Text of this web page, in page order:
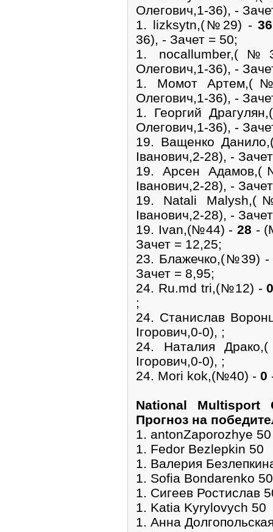
Олегович,1-36), -
1. lizksytn,(№29) -36
36), - Зачет = 50;
1.
Олегович,1-36), -
1. Момот
Олегович,1-36), -
1. Георгий
Олегович,1-36), -
19. Ващенко
Іванович,2-28), -
19. Арсен
Іванович,2-28), -
19. Natali
Іванович,2-28), -
19. Ivan,(№44) - 28 -
Зачет = 12,25;
23. Блажечко,(№39)
Зачет = 8,95;
24. Ru.md tri,(№12) -
;
24. Станислав
Ігорович,0-0), ;
24. Наталия
Ігорович,0-0), ;
24. Mori kok,(№40) - 0
National Multisport
Прогноз на
1. antonZaporozhye 50
1. Fedor Bezlepkin 50
1. Валерия
1. Sofia Bondarenko 50
1. Сигеев Ростислав
1. Katia Kyrylovych 50
1. Анна